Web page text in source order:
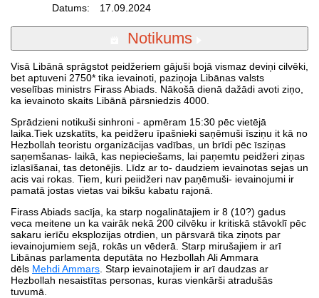
Datums:
17.09.2024
Notikums
Visā Libānā sprāgstot peidžeriem gājuši bojā vismaz deviņi cilvēki,
bet aptuveni 2750* tika ievainoti, paziņoja Libānas valsts
veselības ministrs Firass Abiads. Nākošā dienā dažādi avoti ziņo,
ka ievainoto skaits Libānā pārsniedzis 4000.
Sprādzieni notikuši sinhroni - apmēram 15:30 pēc vietējā
laika.Tiek uzskatīts, ka peidžeru īpašnieki saņēmuši īsziņu it kā no
Hezbollah teoristu organizācijas vadības, un brīdi pēc īsziņas
saņemšanas- laikā, kas nepieciešams, lai paņemtu peidžeri ziņas
izlasīšanai, tas detonējis. Līdz ar to- daudziem ievainotas sejas un
acis vai rokas. Tiem, kuri peiidžeri nav paņēmuši- ievainojumi ir
pamatā jostas vietas vai bikšu kabatu rajonā.
Firass Abiads sacīja, ka starp nogalinātajiem ir 8 (10?) gadus
veca meitene un ka vairāk nekā 200 cilvēku ir kritiskā stāvoklī pēc
sakaru ierīču eksplozijas otrdien, un pārsvarā tika ziņots par
ievainojumiem sejā, rokās un vēderā. Starp mirušajiem ir arī
Libānas parlamenta deputāta no Hezbollah Ali Ammara
dēls Mehdi Ammars . Starp ievainotajiem ir arī daudzas ar
Hezbollah nesaistītas personas, kuras vienkārši atradušās
tuvumā.